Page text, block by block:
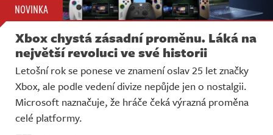
NOVINKA
Xbox chystá zásadní proměnu. Láká na
největší revoluci ve své historii
Letošní rok se ponese ve znamení oslav 25 let značky
Xbox, ale podle vedení divize nepůjde jen o nostalgii.
Microsoft naznačuje, že hráče čeká výrazná proměna
celé platformy.